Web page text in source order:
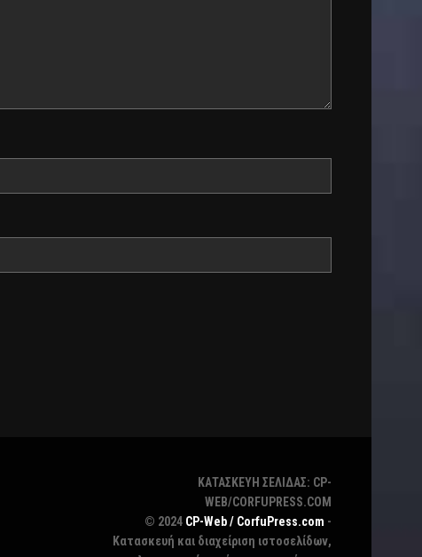
ΚΑΤΑΣΚΕΥΗ ΣΕΛΙΔΑΣ: CP-
WEB/CORFUPRESS.COM
© 2024 CP-Web / CorfuPress.com -
Κατασκευή και διαχείριση ιστοσελίδων,